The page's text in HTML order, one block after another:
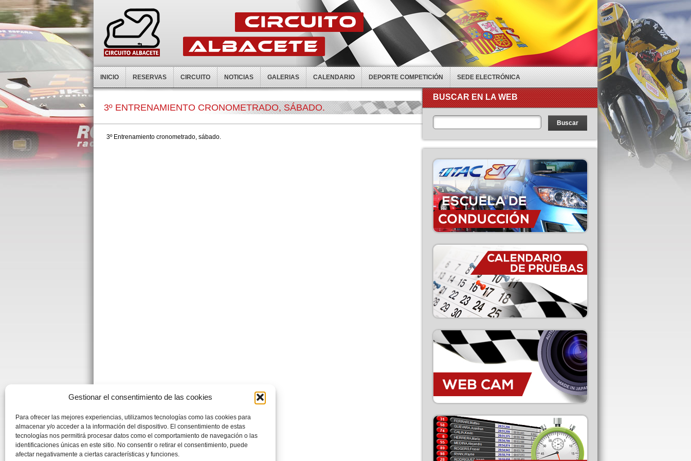
Gestionar el consentimiento de las cookies
Para ofrecer las mejores experiencias, utilizamos tecnologías como las cookies para
almacenar y/o acceder a la información del dispositivo. El consentimiento de estas
tecnologías nos permitirá procesar datos como el comportamiento de navegación o las
identificaciones únicas en este sitio. No consentir o retirar el consentimiento, puede
afectar negativamente a ciertas características y funciones.
INICIO RESERVAS CIRCUITO NOTICIAS GALERIAS CALENDARIO DEPORTE COMPETICIÓN SEDE ELECTRÓNICA
3º ENTRENAMIENTO CRONOMETRADO, SÁBADO.
3º Entrenamiento cronometrado, sábado.
BUSCAR EN LA WEB